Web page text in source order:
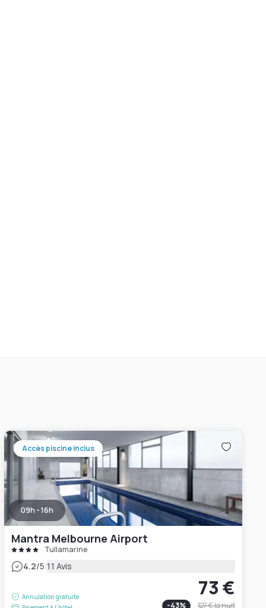
Accès piscine inclus
09h - 16h
Mantra Melbourne Airport
Tullamarine
4.2/5|11 Avis
Annulation gratuite
73 €
-43% 127 €la nuit